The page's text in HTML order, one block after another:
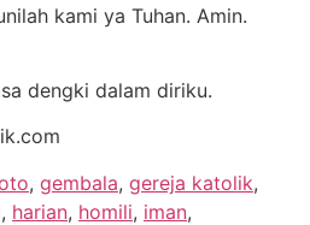
kami ya Tuhan. Amin.
dengki dalam diriku.
, gembala, gereja katolik,
, harian, homili, iman,